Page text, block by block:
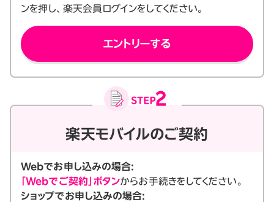
ンを押し、楽天会員ログインをしてください。
エントリーする
楽天モバイルのご契約
Webでお申し込みの場合:
「Webでご契約」ボタンからお手続きをしてください。
ショップでお申し込みの場合: